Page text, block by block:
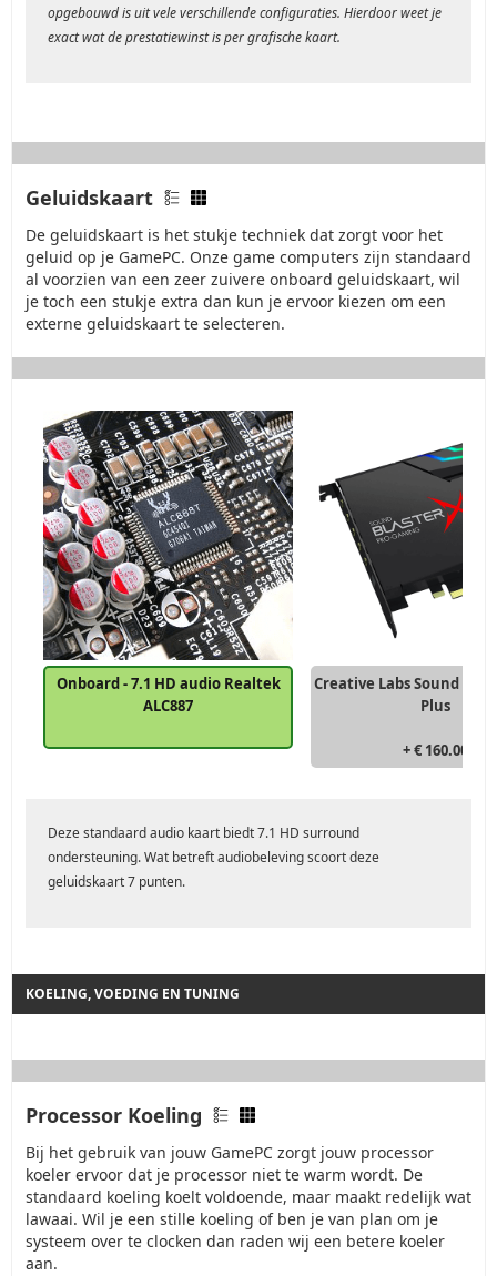
opgebouwd is uit vele verschillende configuraties. Hierdoor weet je
exact wat de prestatiewinst is per grafische kaart.
Geluidskaart
De geluidskaart is het stukje techniek dat zorgt voor het
geluid op je GamePC. Onze game computers zijn standaard
al voorzien van een zeer zuivere onboard geluidskaart, wil
je toch een stukje extra dan kun je ervoor kiezen om een
externe geluidskaart te selecteren.
Onboard - 7.1 HD audio Realtek
ALC887
Creative Labs Sound
Plus
+ € 160.00
Deze standaard audio kaart biedt 7.1 HD surround
ondersteuning. Wat betreft audiobeleving scoort deze
geluidskaart 7 punten.
KOELING, VOEDING EN TUNING
Processor Koeling
Bij het gebruik van jouw GamePC zorgt jouw processor
koeler ervoor dat je processor niet te warm wordt. De
standaard koeling koelt voldoende, maar maakt redelijk wat
lawaai. Wil je een stille koeling of ben je van plan om je
systeem over te clocken dan raden wij een betere koeler
aan.